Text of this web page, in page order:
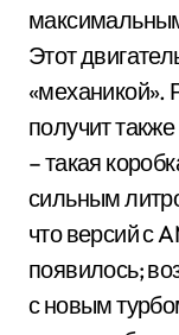
Этот
«механикой».
получит
– такая
сильным
что версий с
появилось;
с новым